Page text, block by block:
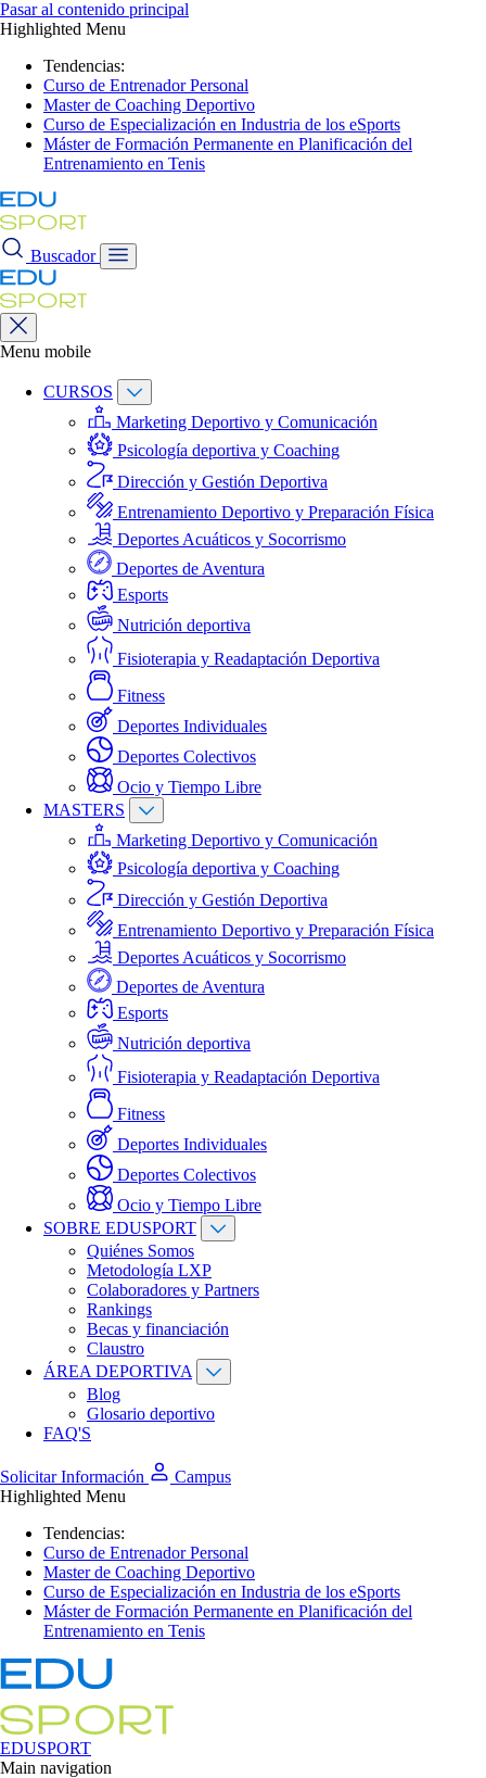
Pasar al contenido principal
Highlighted Menu
Tendencias:
Curso de Entrenador Personal
Master de Coaching Deportivo
Curso de Especialización en Industria de los eSports
Máster de Formación Permanente en Planificación del
Entrenamiento en Tenis
Buscador
Menu mobile
CURSOS
Marketing Deportivo y Comunicación
Psicología deportiva y Coaching
Dirección y Gestión Deportiva
Entrenamiento Deportivo y Preparación Física
Deportes Acuáticos y Socorrismo
Deportes de Aventura
Esports
Nutrición deportiva
Fisioterapia y Readaptación Deportiva
Fitness
Deportes Individuales
Deportes Colectivos
Ocio y Tiempo Libre
MASTERS
Marketing Deportivo y Comunicación
Psicología deportiva y Coaching
Dirección y Gestión Deportiva
Entrenamiento Deportivo y Preparación Física
Deportes Acuáticos y Socorrismo
Deportes de Aventura
Esports
Nutrición deportiva
Fisioterapia y Readaptación Deportiva
Fitness
Deportes Individuales
Deportes Colectivos
Ocio y Tiempo Libre
SOBRE EDUSPORT
Quiénes Somos
Metodología LXP
Colaboradores y Partners
Rankings
Becas y financiación
Claustro
ÁREA DEPORTIVA
Blog
Glosario deportivo
FAQ'S
Solicitar Información
Campus
Highlighted Menu
Tendencias:
Curso de Entrenador Personal
Master de Coaching Deportivo
Curso de Especialización en Industria de los eSports
Máster de Formación Permanente en Planificación del
Entrenamiento en Tenis
EDUSPORT
Main navigation